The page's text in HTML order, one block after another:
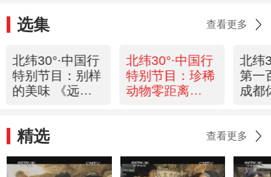
选集 查看更多
北纬30°·中国行
特别节目：别样
的美味 《远方
北纬30°·中国行
特别节目：珍稀
动物零距离
北纬
第一
成都
精选 查看更多